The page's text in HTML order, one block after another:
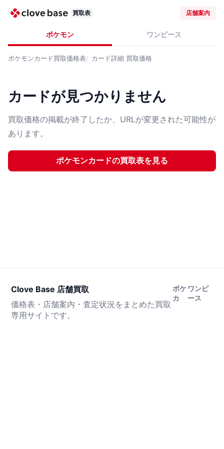
買取表 店舗案内
ポケモン ワンピース
ポケモンカード買取価格表 カード詳細 買取価格
カードが見つかりません
買取価格の掲載が終了したか、URLが変更された可能性が
あります。
ポケモンカードの買取表を見る
Clove Base 店舗買取
価格表・店舗案内・査定状況をまとめた買取
専用サイトです。
ポケ
カ
ワンピ
ース